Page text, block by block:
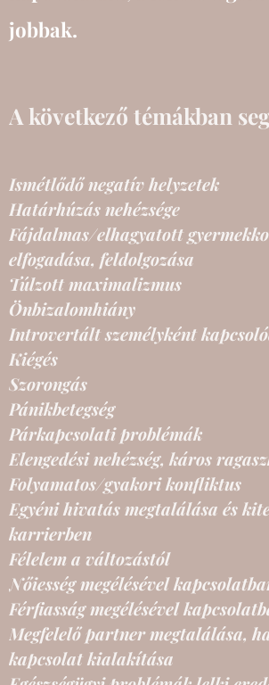
jobbak.
A következő témákban
Ismétlődő negatív helyzetek
Határhúzás nehézsége
Fájdalmas/elhagyatott
elfogadása, feldolgozása
Túlzott maximalizmus
Önbizalomhiány
Introvertált személyként
Kiégés
Szorongás
Pánikbetegség
Párkapcsolati problémák
Elengedési nehézség, káros
Folyamatos/gyakori konfliktus
Egyéni hivatás megtalálása és
karrierben
Félelem a változástól
Nőiesség megélésével
Férfiasság megélésével
Megfelelő partner megtalálása,
kapcsolat kialakítása